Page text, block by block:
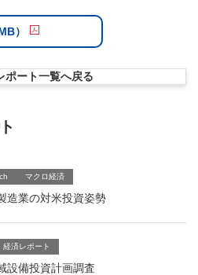
）
ポート一覧へ戻る
マクロ経済
造業の対米投資姿勢
経済レポート
備投資計画調査